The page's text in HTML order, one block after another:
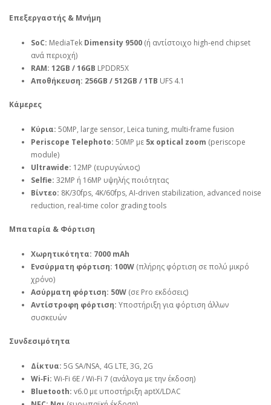
Επεξεργαστής & Μνήμη
SoC: MediaTek Dimensity 9500 (ή αντίστοιχο high‑end chipset
ανά περιοχή)
RAM: 12GB / 16GB LPDDR5X
Αποθήκευση: 256GB / 512GB / 1TB UFS 4.1
Κάμερες
Κύρια: 50MP, large sensor, Leica tuning, multi‑frame fusion
Periscope Telephoto: 50MP με 5x optical zoom (periscope
module)
Ultrawide: 12MP (ευρυγώνιος)
Selfie: 32MP ή 16MP υψηλής ποιότητας
Βίντεο: 8K/30fps, 4K/60fps, AI‑driven stabilization, advanced noise
reduction, real‑time color grading tools
Μπαταρία & Φόρτιση
Χωρητικότητα: 7000 mAh
Ενσύρματη φόρτιση: 100W (πλήρης φόρτιση σε πολύ μικρό
χρόνο)
Ασύρματη φόρτιση: 50W (σε Pro εκδόσεις)
Αντίστροφη φόρτιση: Υποστήριξη για φόρτιση άλλων
συσκευών
Συνδεσιμότητα
Δίκτυα: 5G SA/NSA, 4G LTE, 3G, 2G
Wi‑Fi: Wi‑Fi 6E / Wi‑Fi 7 (ανάλογα με την έκδοση)
Bluetooth: v6.0 με υποστήριξη aptX/LDAC